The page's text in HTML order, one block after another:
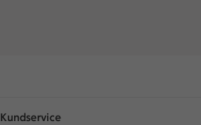
Kundservice